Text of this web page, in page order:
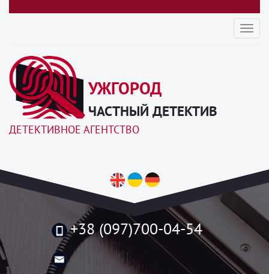
УЖГОРОД
ЧАСТНЫЙ ДЕТЕКТИВ
ДЕТЕКТИВНОЕ АГЕНТСТВО
+38 (097)700-04-54